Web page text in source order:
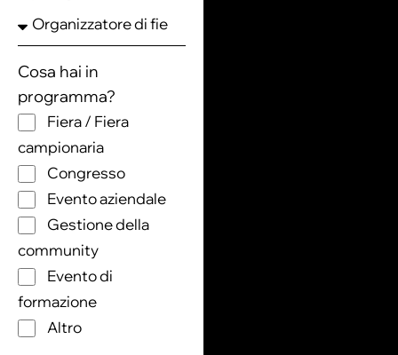
Cosa hai in
programma?
Fiera / Fiera
campionaria
Congresso
Evento aziendale
Gestione della
community
Evento di
formazione
Altro